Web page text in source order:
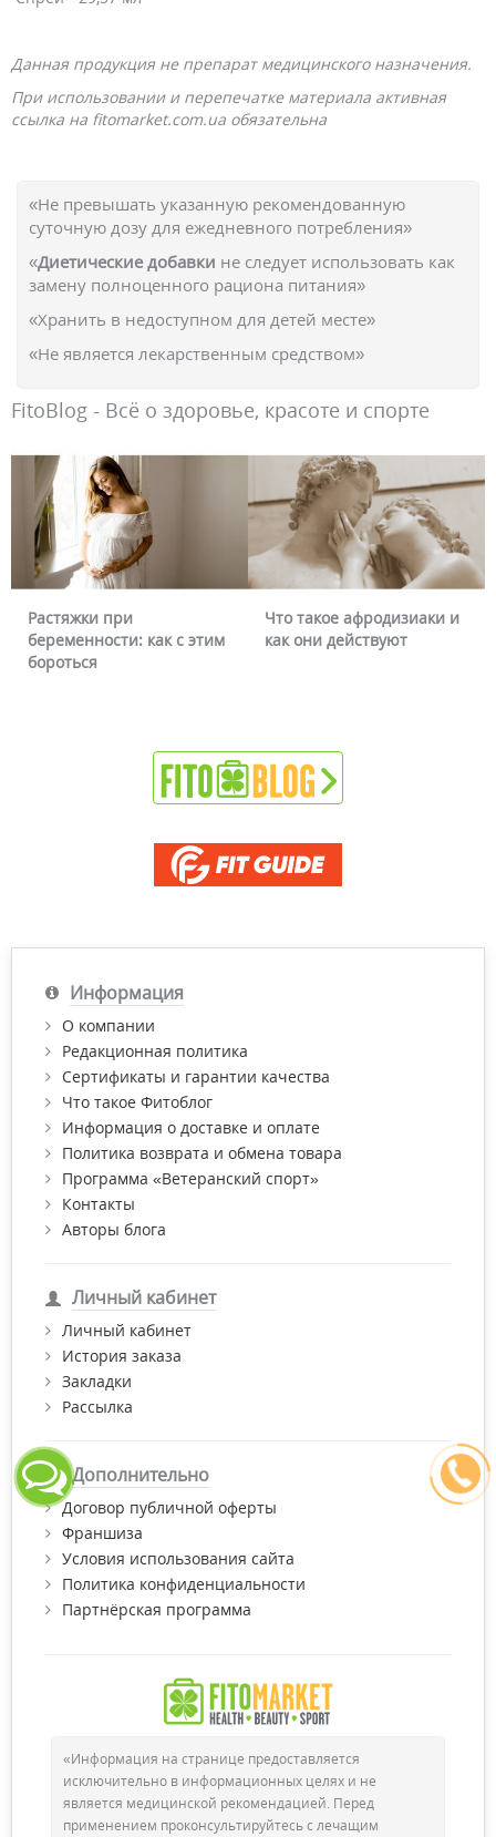
Данная продукция не препарат медицинского назначения.
При использовании и перепечатке материала активная
ссылка на fitomarket.com.ua обязательна
«Не превышать указанную рекомендованную
суточную дозу для ежедневного потребления»
«Диетические добавки не следует использовать как
замену полноценного рациона питания»
«Хранить в недоступном для детей месте»
«Не является лекарственным средством»
FitoBlog - Всё о здоровье, красоте и спорте
Что такое афродизиаки и
как они действуют
Почему краснеет лицо и
можно ли это убрать
Информация
О компании
Редакционная политика
Сертификаты и гарантии качества
Что такое Фитоблог
Информация о доставке и оплате
Политика возврата и обмена товара
Программа «Ветеранский спорт»
Контакты
Авторы блога
Личный кабинет
Личный кабинет
История заказа
Закладки
Рассылка
Дополнительно
Договор публичной оферты
Франшиза
Условия использования сайта
Политика конфиденциальности
Партнёрская программа
«Информация на странице предоставляется
исключительно в информационных целях и не
является медицинской рекомендацией. Перед
применением проконсультируйтесь с лечащим